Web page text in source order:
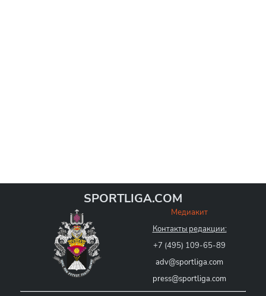
SPORTLIGA.COM
Медиакит
Контакты редакции:
+7 (495) 109-65-89
adv@sportliga.com
press@sportliga.com